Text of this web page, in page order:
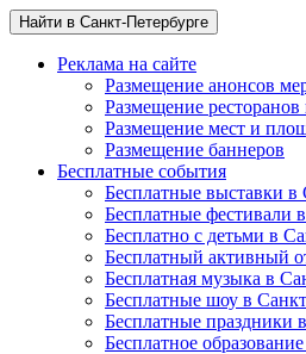
Найти в Санкт-Петербурге
Реклама на сайте
Размещение анонсов
Размещение ресторанов
Размещение мест и
Размещение баннеров
Бесплатные события
Бесплатные выставки в
Бесплатные фестивали
Бесплатно с детьми в
Бесплатный активный
Бесплатная музыка в
Бесплатные шоу в
Бесплатные праздники
Бесплатное